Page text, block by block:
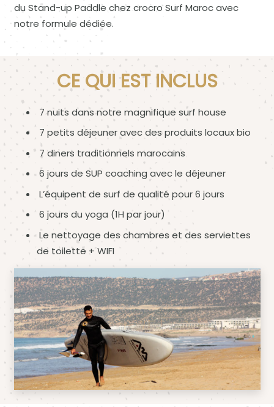
du Stand-up Paddle chez crocro Surf Maroc avec
notre formule dédiée.
CE QUI EST INCLUS
7 nuits dans notre magnifique surf house
7 petits déjeuner avec des produits locaux bio
7 diners traditionnels marocains
6 jours de SUP coaching avec le déjeuner
L’équipent de surf de qualité pour 6 jours
6 jours du yoga (1H par jour)
Le nettoyage des chambres et des serviettes
de toilette + WIFI